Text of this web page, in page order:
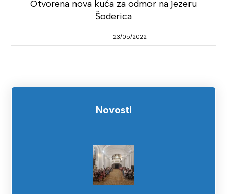
Otvorena nova kuća za odmor na jezeru
Šoderica
23/05/2022
Novosti